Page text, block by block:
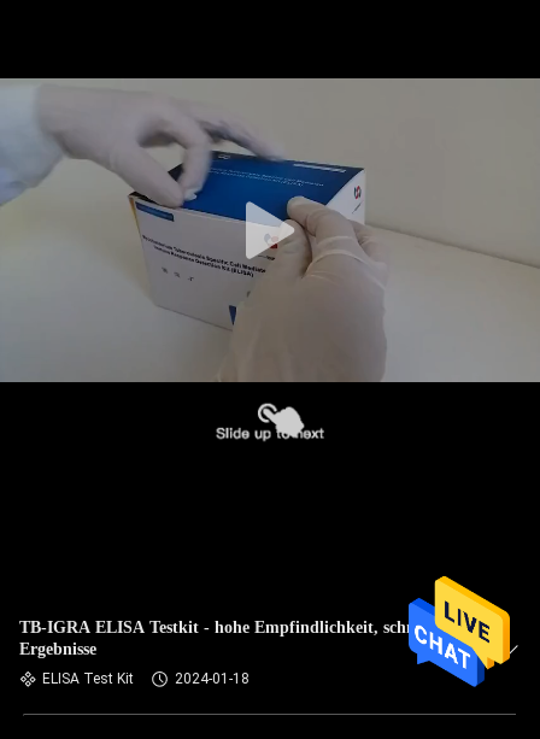
TB-IGRA ELISA Testkit - hohe Empfindlichkeit, schnelle
Ergebnisse
ELISA Test Kit 2024-01-18